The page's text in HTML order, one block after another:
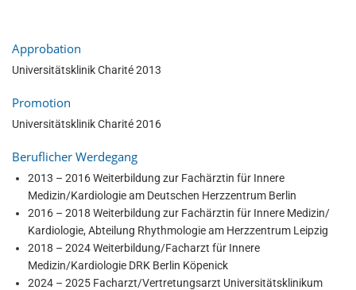
Approbation
Universitätsklinik Charité 2013
Promotion
Universitätsklinik Charité 2016
Beruflicher Werdegang
2013 – 2016 Weiterbildung zur Fachärztin für Innere
Medizin/Kardiologie am Deutschen Herzzentrum Berlin
2016 – 2018 Weiterbildung zur Fachärztin für Innere Medizin/
Kardiologie, Abteilung Rhythmologie am Herzzentrum Leipzig
2018 – 2024 Weiterbildung/Facharzt für Innere
Medizin/Kardiologie DRK Berlin Köpenick
2024 – 2025 Facharzt/Vertretungsarzt Universitätsklinikum